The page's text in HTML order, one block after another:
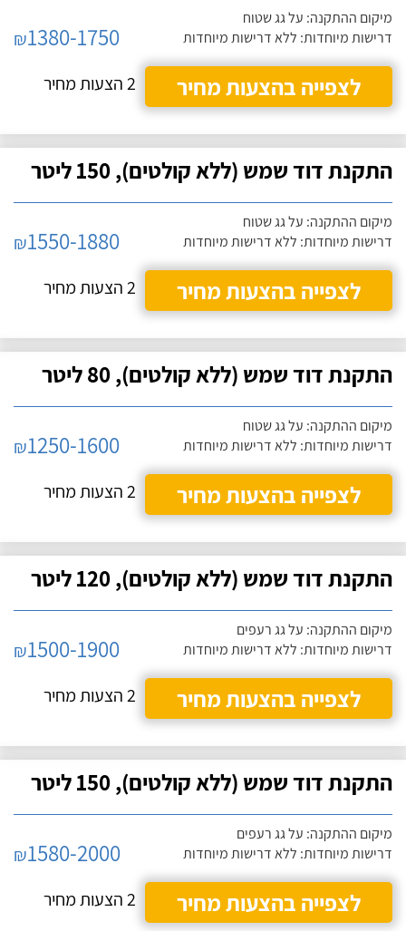
מיקום ההתקנה: על גג שטוח
דרישות מיוחדות: ללא דרישות מיוחדות
₪1380-1750
לצפייה בהצעות מחיר
2 הצעות מחיר
התקנת דוד שמש (ללא קולטים), 150 ליטר
מיקום ההתקנה: על גג שטוח
דרישות מיוחדות: ללא דרישות מיוחדות
₪1550-1880
לצפייה בהצעות מחיר
2 הצעות מחיר
התקנת דוד שמש (ללא קולטים), 80 ליטר
מיקום ההתקנה: על גג שטוח
דרישות מיוחדות: ללא דרישות מיוחדות
₪1250-1600
לצפייה בהצעות מחיר
2 הצעות מחיר
התקנת דוד שמש (ללא קולטים), 120 ליטר
מיקום ההתקנה: על גג רעפים
דרישות מיוחדות: ללא דרישות מיוחדות
₪1500-1900
לצפייה בהצעות מחיר
2 הצעות מחיר
התקנת דוד שמש (ללא קולטים), 150 ליטר
מיקום ההתקנה: על גג רעפים
דרישות מיוחדות: ללא דרישות מיוחדות
₪1580-2000
לצפייה בהצעות מחיר
2 הצעות מחיר